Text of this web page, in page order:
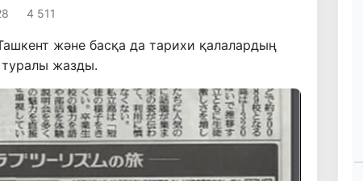
4 511
және басқа да тарихи қалалардың
туралы жазды.